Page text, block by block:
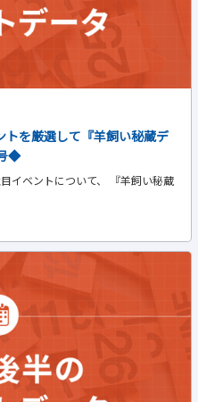
トを厳選して『羊飼い秘蔵デ
◆
イベントについて、 『羊飼い秘蔵